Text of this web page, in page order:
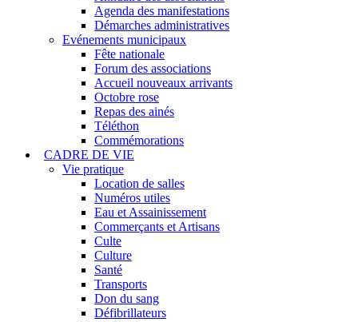
Agenda des manifestations
Démarches administratives
Evénements municipaux
Fête nationale
Forum des associations
Accueil nouveaux arrivants
Octobre rose
Repas des ainés
Téléthon
Commémorations
CADRE DE VIE
Vie pratique
Location de salles
Numéros utiles
Eau et Assainissement
Commerçants et Artisans
Culte
Culture
Santé
Transports
Don du sang
Défibrillateurs